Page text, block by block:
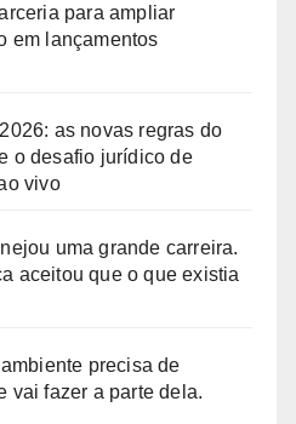
para ampliar
em lançamentos
as novas regras do
o desafio jurídico de
vivo
uma grande carreira.
aceitou que o que existia
precisa de
fazer a parte dela.